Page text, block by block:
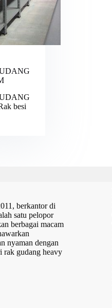
besi
berkantor di
satu pelopor
berbagai macam
nyaman dengan
rak gudang heavy